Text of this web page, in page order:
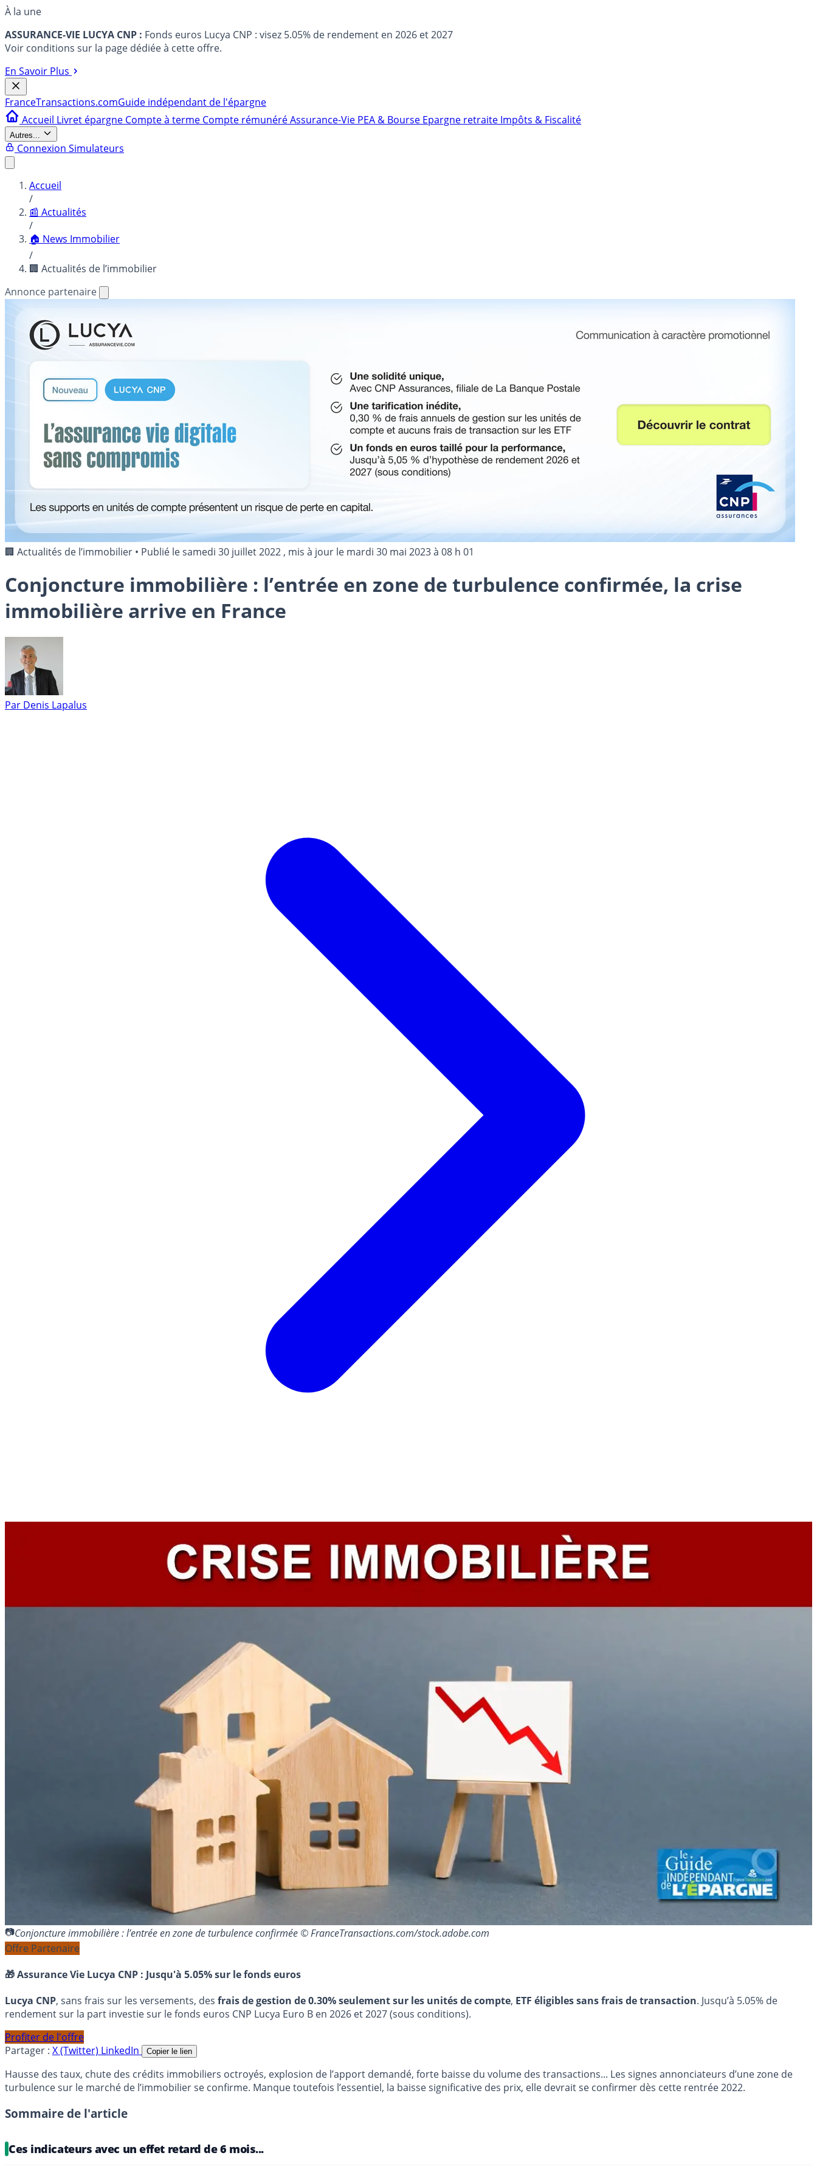
À la une
ASSURANCE-VIE LUCYA CNP : Fonds euros Lucya CNP : visez 5.05% de rendement en 2026 et 2027
Voir conditions sur la page dédiée à cette offre.
En Savoir Plus
FranceTransactions.comGuide indépendant de l'épargne
Accueil Livret épargne Compte à terme Compte rémunéréAssurance-Vie PEA & Bourse Epargne retraite Impôts & Fiscalité
Autres...
Connexion Simulateurs
Accueil
/
📰 Actualités
/
🏠 News Immobilier
/
🏢 Actualités de l’immobilier
Annonce partenaire
🏢 Actualités de l’immobilier • Publié lesamedi 30 juillet 2022 , mis à jour le mardi 30 mai 2023 à 08 h 01
Conjoncture immobilière : l’entrée en zone de turbulence confirmée, la crise
immobilière arrive en France
Par Denis Lapalus
Conjoncture immobilière : l’entrée en zone de turbulence confirmée © FranceTransactions.com/stock.adobe.com
Offre Partenaire
🎁 Assurance Vie Lucya CNP : Jusqu'à 5.05% sur le fonds euros
Lucya CNP, sans frais sur les versements, des frais de gestion de 0.30% seulement sur les unités de compte, ETF éligibles sans frais de transaction. Jusqu’à 5.05% de
rendement sur la part investie sur le fonds euros CNP Lucya Euro B en 2026 et 2027 (sous conditions).
Profiter de l'offre
Partager : X (Twitter) LinkedIn Copier le lien
Hausse des taux, chute des crédits immobiliers octroyés, explosion de l’apport demandé, forte baisse du volume des transactions... Les signes annonciateurs d’une zone de
turbulence sur le marché de l’immobilier se confirme. Manque toutefois l’essentiel, la baisse significative des prix, elle devrait se confirmer dès cette rentrée 2022.
Sommaire de l'article
Ces indicateurs avec un effet retard de 6 mois...